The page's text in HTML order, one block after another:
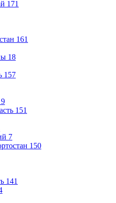
171
161
18
157
9
151
7
150
141